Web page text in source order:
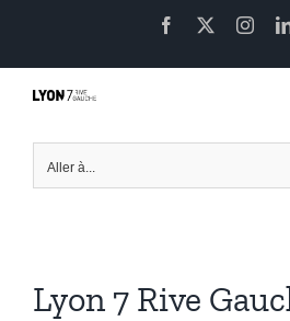
contenu
Facebook
Aller à...
Lyon 7 Rive